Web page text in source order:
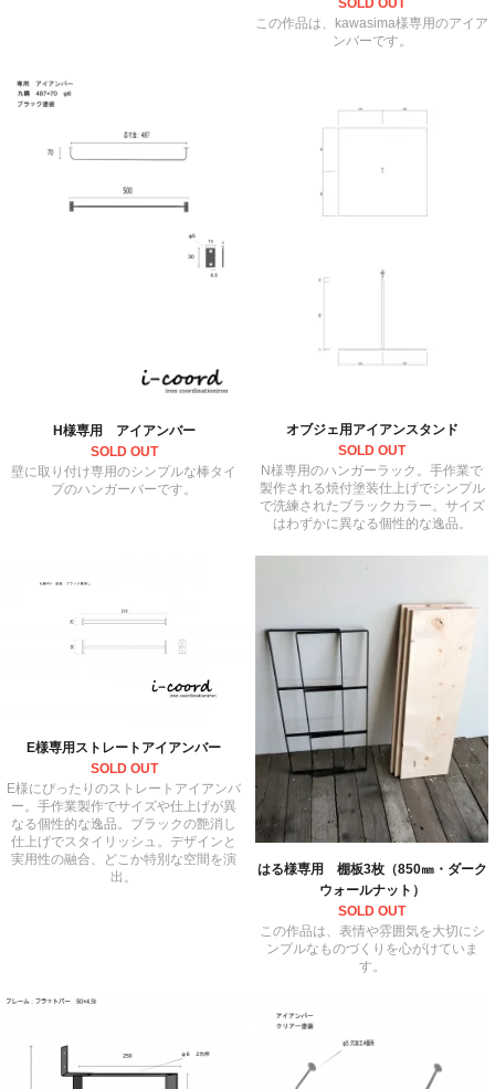
この作品は、kawasima様専用のアイア
ンバーです。
H様専用 アイアンバー
SOLD OUT
壁に取り付け専用のシンプルな棒タイ
プのハンガーバーです。
オブジェ用アイアンスタンド
SOLD OUT
N様専用のハンガーラック。手作業で
製作される焼付塗装仕上げでシンプル
で洗練されたブラックカラー。サイズ
はわずかに異なる個性的な逸品。
E様専用ストレートアイアンバー
SOLD OUT
E様にぴったりのストレートアイアンバ
ー。手作業製作でサイズや仕上げが異
なる個性的な逸品。ブラックの艶消し
仕上げでスタイリッシュ。デザインと
実用性の融合、どこか特別な空間を演
出。
はる様専用 棚板3枚（850㎜・ダーク
ウォールナット）
SOLD OUT
この作品は、表情や雰囲気を大切にシ
ンプルなものづくりを心がけていま
す。